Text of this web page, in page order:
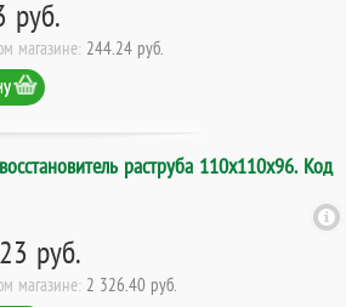
руб.
магазине: 244.24 руб.
раструба 110х110х96. Код
руб.
магазине: 2 326.40 руб.